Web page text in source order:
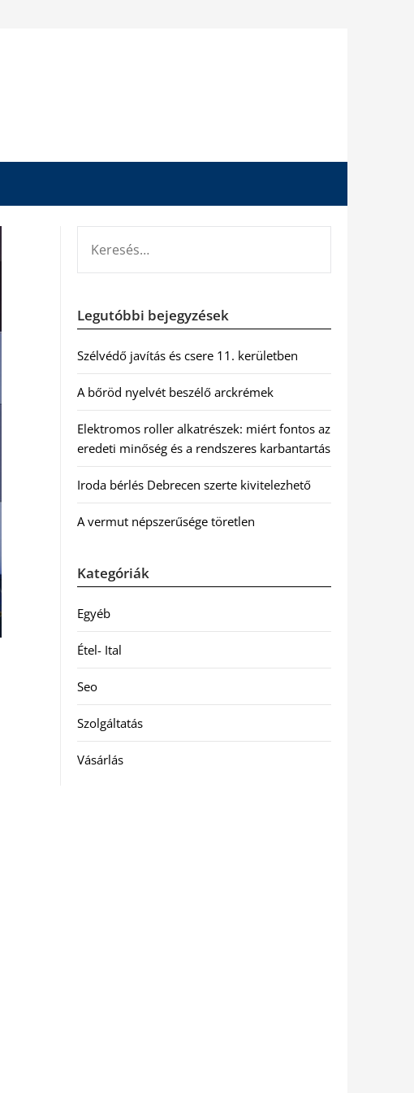
Legutóbbi bejegyzések
Szélvédő javítás és csere 11. kerületben
A bőröd nyelvét beszélő arckrémek
Elektromos roller alkatrészek: miért fontos az
eredeti minőség és a rendszeres karbantartás
Iroda bérlés Debrecen szerte kivitelezhető
A vermut népszerűsége töretlen
Kategóriák
Egyéb
Étel- Ital
Seo
Szolgáltatás
Vásárlás